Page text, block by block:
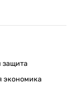
защита
экономика